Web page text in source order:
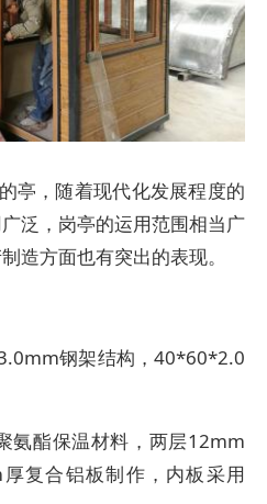
亭，随着现代化发展程度的
泛，岗亭的运用范围相当广
造方面也有突出的表现。
钢架结构，40*60*2.0
氨酯保温材料，两层12mm
复合铝板制作，内板采用